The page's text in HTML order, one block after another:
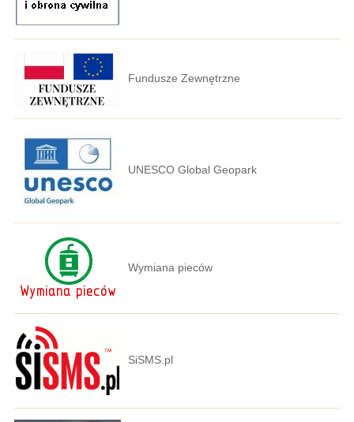
Fundusze Zewnętrzne
UNESCO Global Geopark
Wymiana pieców
SiSMS.pl